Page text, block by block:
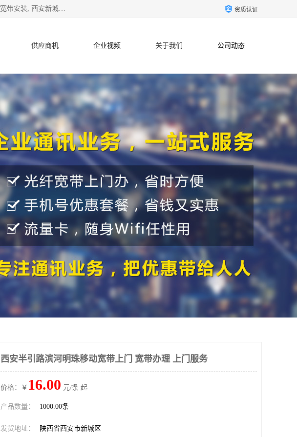
公司主要经营西安电信宽带安装,西安光纤专线安装,西安宽带安装,西安宽带办理,西安联通宽带安装,西安移动宽带安装, 西安新城赛派通讯商行从事西安地区的联通，移动，电信宽带安装，光纤专线安装，宽带办理等业务 资质认证
供应商机 企业视频 关于我们 公司动态
客户案例 联系方式
西安半引路滨河明珠移动宽带上门 宽带办理 上门服务
价格：￥ 16.00 元/条 起
产品数量： 1000.00条
发货地址： 陕西省西安市新城区